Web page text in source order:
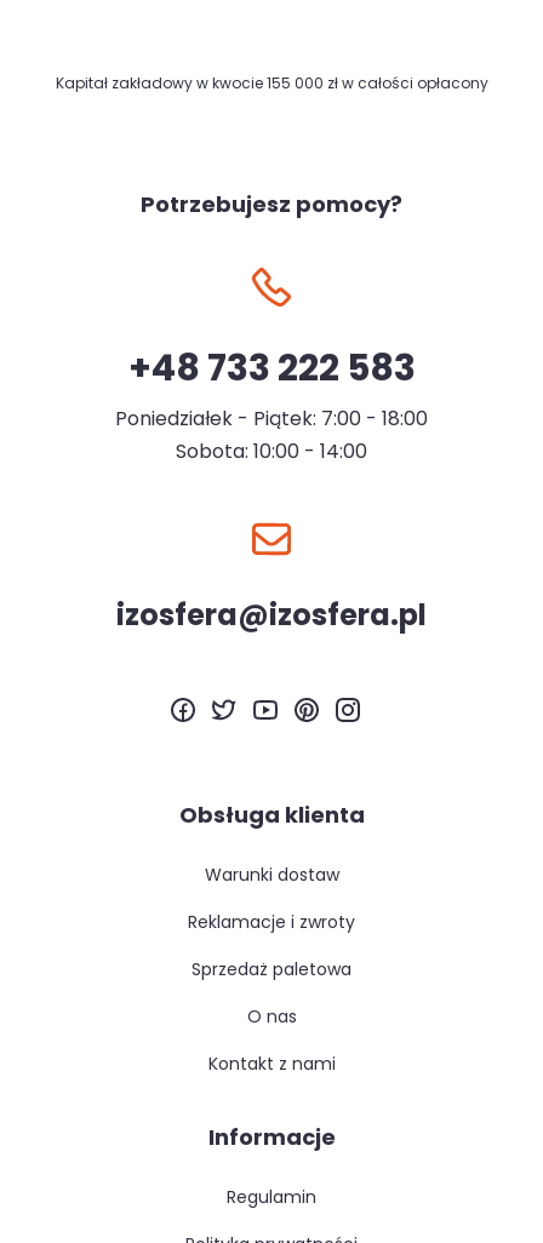
Kapitał zakładowy w kwocie 155 000 zł w całości opłacony
Potrzebujesz pomocy?
+48 733 222 583
Poniedziałek - Piątek: 7:00 - 18:00
Sobota: 10:00 - 14:00
izosfera@izosfera.pl
Obsługa klienta
warunki dostaw
reklamacje i zwroty
sprzedaż paletowa
o nas
kontakt z nami
Informacje
regulamin